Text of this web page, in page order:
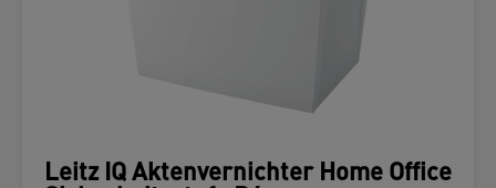
Leitz IQ Aktenvernichter Home Office